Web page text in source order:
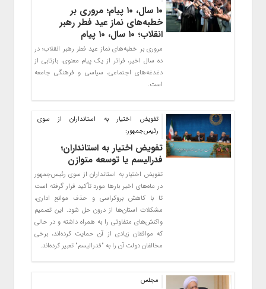
۱۰ سال، ۱۰ پیام؛ مروری بر
خطبه‌های نماز عید فطر رهبر
انقلاب؛ ۱۰ سال، ۱۰ پیام
مروری بر خطبه‌های نماز عید فطر رهبر انقلاب؛ در
ده سال اخیر، فراتر از یک پیام معنوی، بازتابی از
دغدغه‌های اجتماعی، سیاسی و فرهنگی جامعه
است.
تفویض اختیار به استانداران از سوی
رئیس‌جمهور:
تفویض اختیار به استانداران؛
فدرالیسم یا توسعه متوازن
تفویض اختیار به استانداران از سوی رئیس‌جمهور
در ماه‌های اخیر بارها مورد تأکید قرار گرفته است
تا با کاهش بروکراسی و حذف موانع اداری،
مشکلات استان‌ها از درون حل شود. این تصمیم
واکنش‌های متفاوتی را به همراه داشته و در حالی
که موافقان زیادی از آن حمایت کرده‌اند، برخی
مخالفان دولت آن را به "فدرالیسم" تعبیر کرده‌اند.
مجلس